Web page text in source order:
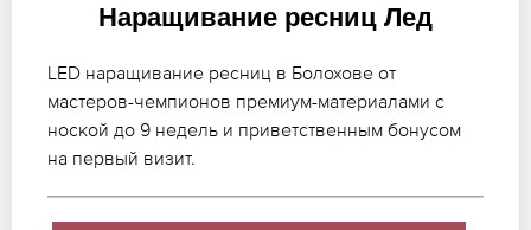
Наращивание ресниц Лед
LED наращивание ресниц в Болохове от
мастеров-чемпионов премиум-материалами с
ноской до 9 недель и приветственным бонусом
на первый визит.